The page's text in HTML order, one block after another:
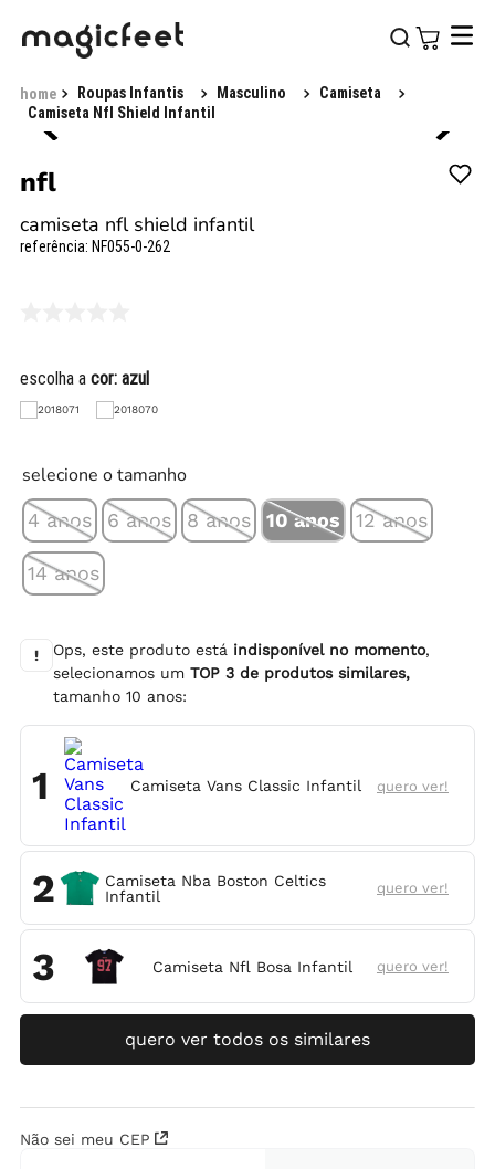
Roupas Infantis Masculino
Camiseta
Camiseta Nfl Shield Infantil
nfl
camiseta nfl shield infantil
referência: NF055-0-262
escolha a cor: azul
selecione o tamanho
4 anos 6 anos 8 anos 10 anos 12 anos
14 anos
! Ops, este produto está indisponível no momento,
selecionamos um TOP 3de produtos similares,
tamanho 10 anos:
1 Camiseta Vans Classic Infantil quero ver!
2
Camiseta Nba Boston Celtics
Infantil
quero ver!
3 Camiseta Nfl Bosa Infantil quero ver!
quero ver todos os similares
Não sei meu CEP